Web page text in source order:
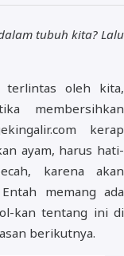
tubuh kita? Lalu
terlintas oleh kita,
membersihkan
kerap
ayam, harus hati-
karena akan
memang ada
kan tentang ini di
berikutnya.